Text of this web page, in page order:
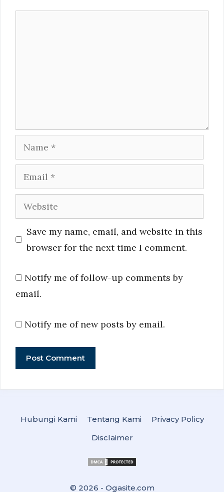
Name
Email
Website
Save my name, email, and website in this
browser for the next time I comment.
Notify me of follow-up comments by
email.
Notify me of new posts by email.
Hubungi Kami Tentang Kami
Privacy Policy
Disclaimer
© 2026 - Ogasite.com